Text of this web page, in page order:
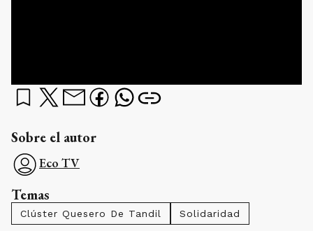
Sobre el autor
Eco TV
Temas
Clúster Quesero De Tandil Solidaridad